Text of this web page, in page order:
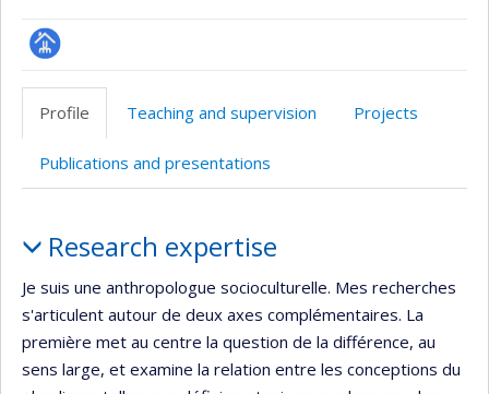
Page
(faculté,département,école)
Profile Teaching and supervision Projects
Publications and presentations
Research expertise
Je suis une anthropologue socioculturelle. Mes recherches
s'articulent autour de deux axes complémentaires. La
première met au centre la question de la différence, au
sens large, et examine la relation entre les conceptions du